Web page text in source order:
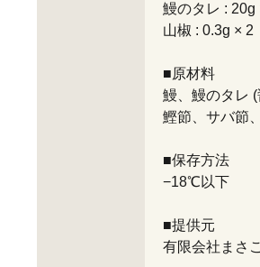
鰻のタレ : 20g
山椒 : 0.3g × 2
■原材料
鰻、鰻のタレ (
鰹節、サバ節
■保存方法
−18℃以下
■提供元
有限会社まさ